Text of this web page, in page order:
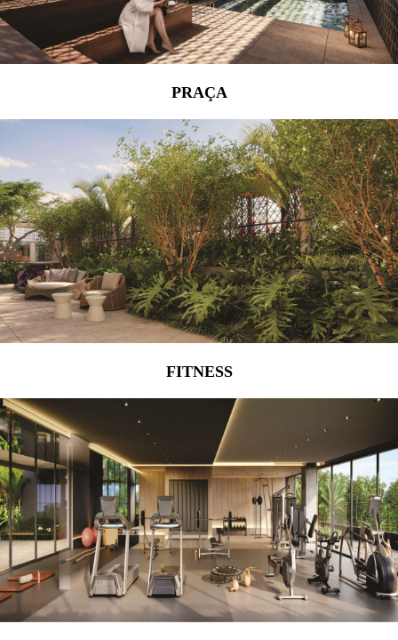
PRAÇA
FITNESS